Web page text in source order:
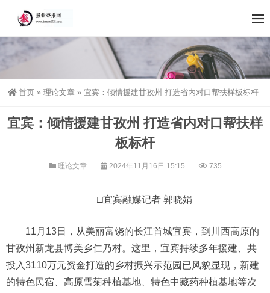
首页 » 理论文章 » 宜宾：倾情援建甘孜州 打造省内对口帮扶样板标杆
宜宾：倾情援建甘孜州 打造省内对口帮扶样
板标杆
理论文章 2024年11月16日 15:15 735
□宜宾融媒记者 郭晓娟
11月13日，从美丽富饶的长江首城宜宾，到川西高原的
甘孜州新龙县博美乡仁乃村。这里，宜宾持续多年援建、共
投入3110万元资金打造的乡村振兴示范园已风貌显现，新建
的特色民宿、高原雪菊种植基地、特色中藏药种植基地等次